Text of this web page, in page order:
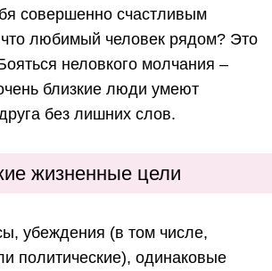
совершенно счастливым
что любимый человек рядом? Это
неловкого молчания –
близкие люди умеют
без лишних слов.
жизненные цели
убеждения (в том числе,
политические), одинаковые